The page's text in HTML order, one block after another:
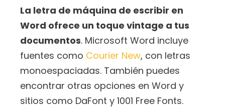
La letra de máquina de escribir en
Word ofrece un toque vintage a tus
documentos. Microsoft Word incluye
fuentes como Courier New, con letras
monoespaciadas. También puedes
encontrar otras opciones en Word y
sitios como DaFont y 1001 Free Fonts.